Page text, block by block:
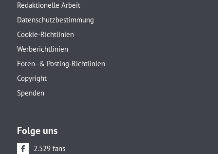
Redaktionelle Arbeit
Datenschutzbestimmung
Cookie-Richtlinien
Werberichtlinien
Foren- & Posting-Richtlinien
Copyright
Spenden
Folge uns
2.529 fans